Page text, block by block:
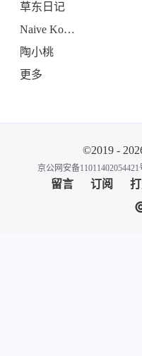
草东日记
Naive Koala🐨
陶小桃
更多
©2019 -
京公网安备11011402054421
留言 订阅